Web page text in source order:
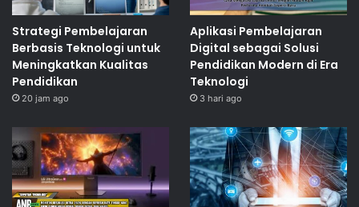
Strategi Pembelajaran
Berbasis Teknologi untuk
Meningkatkan Kualitas
Pendidikan
20 jam ago
Aplikasi Pembelajaran
Digital sebagai Solusi
Pendidikan Modern di Era
Teknologi
3 hari ago